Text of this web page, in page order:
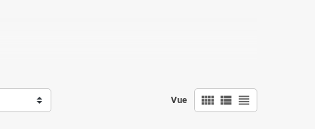
Vue view_comfy view_list view_headline